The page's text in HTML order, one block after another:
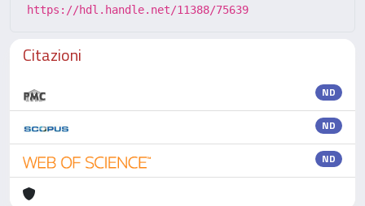
https://hdl.handle.net/11388/75639
Citazioni
ND
ND
ND